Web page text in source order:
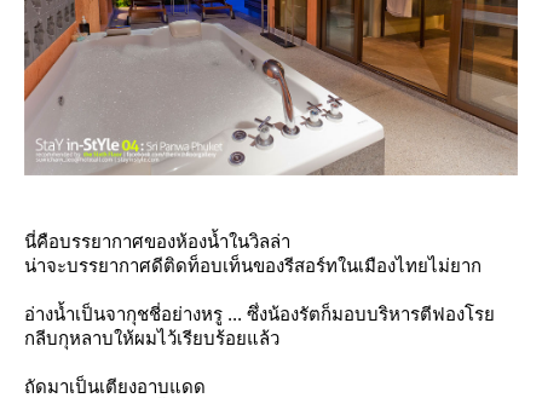
นี่คือบรรยากาศของห้องน้ำในวิลล่า
น่าจะบรรยากาศดีติดท็อบเท็นของรีสอร์ทในเมืองไทยไม่ยาก
อ่างน้ำเป็นจากุชชี่อย่างหรู ... ซึ่งน้องรัตก็มอบบริหารตีฟองโร
กลีบกุหลาบให้ผมไว้เรียบร้อยแล้ว
ถัดมาเป็นเตียงอาบแดด